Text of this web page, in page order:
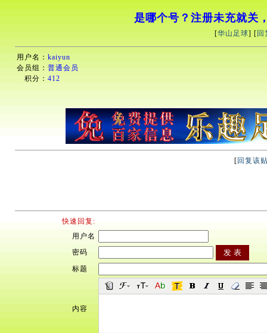
是哪个号？注册未充就关
[华山足球] [ 回
用户名： kaiyun
会员组： 普通会员
积分： 412
[ 回复该
快速回复:
用户名
密码
标题
内容